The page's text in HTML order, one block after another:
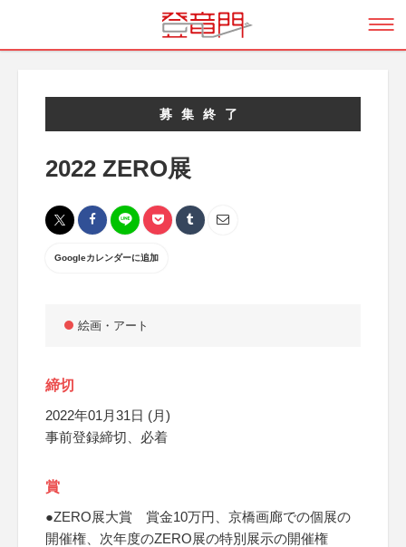
募集終了
2022 ZERO展
Googleカレンダーに追加
絵画・アート
締切
2022年01月31日 (月)
事前登録締切、必着
賞
●ZERO展大賞 賞金10万円、京橋画廊での個展の
開催権、次年度のZERO展の特別展示の開催権